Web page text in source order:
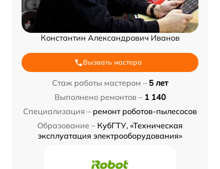
Константин Александрович Иванов
Вызвать мастера
Стаж работы мастером – 5 лет
Выполнено ремонтов – 1 140
Специализация – ремонт роботов-пылесосов
Образование – КубГТУ, «Техническая
эксплуатация электрооборудования»